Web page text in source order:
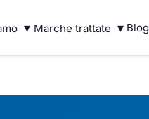
▾ Marche trattate ▾ Blog